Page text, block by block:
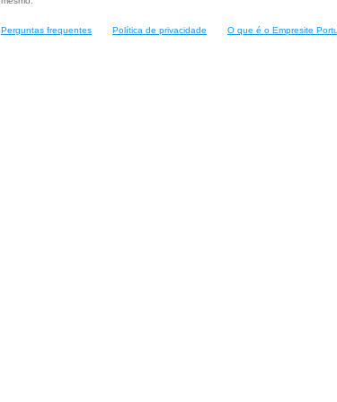
Perguntas frequentes Política de privacidade O que é o Empresite